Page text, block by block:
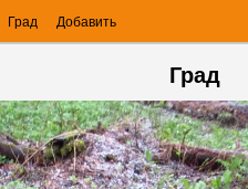
Град Добавить
Град